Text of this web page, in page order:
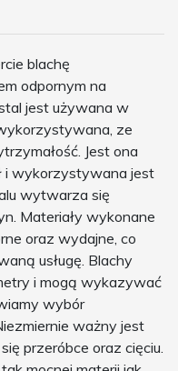
blachę
odpornym na
jest używana w
ze
Jest ona
i wykorzystywana jest
wytwarza się
Materiały wykonane
oraz wydajne, co
usługę. Blachy
i mogą wykazywać
wybór
ważny jest
przeróbce oraz cięciu.